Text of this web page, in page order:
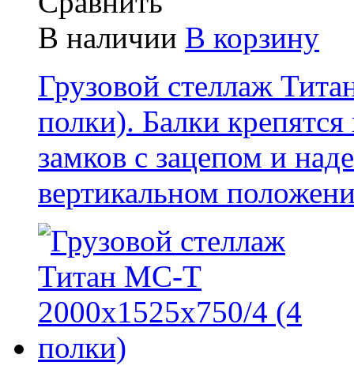
В наличии В корзину
Грузовой стеллаж
полки) . Балки
замков с зацепом и
вертикальном